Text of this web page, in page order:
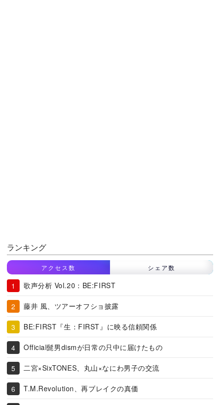
ランキング
アクセス数 シェア数
歌声分析 Vol.20：BE:FIRST
藤井 風、ツアーオフショ披露
BE:FIRST『生：FIRST』に映る信頼関係
Official髭男dismが日常の只中に届けたもの
二宮×SixTONES、丸山×なにわ男子の交流
T.M.Revolution、再ブレイクの真価